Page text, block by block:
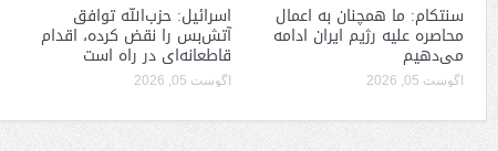
سنتکام: ما همچنان به اعمال
محاصره علیه رژیم ایران ادامه
می‌دهیم
آگوست 05, 2026
اسرائیل: حزب‌الله توافق
آتش‌بس را نقض کرده، اقدام
قاطعانه‌ای در راه است
آگوست 05, 2026